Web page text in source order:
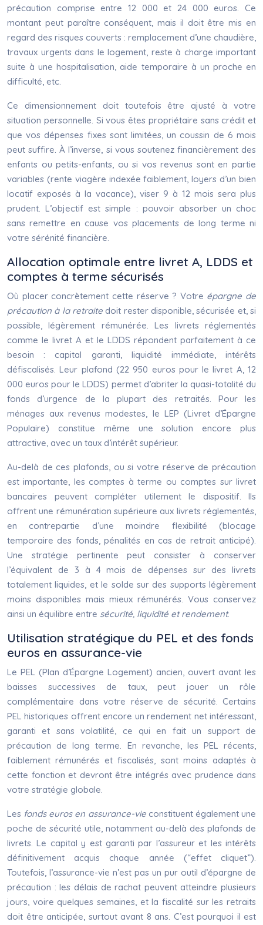
précaution comprise entre 12 000 et 24 000 euros. Ce
montant peut paraître conséquent, mais il doit être mis en
regard des risques couverts : remplacement d’une chaudière,
travaux urgents dans le logement, reste à charge important
suite à une hospitalisation, aide temporaire à un proche en
difficulté, etc.
Ce dimensionnement doit toutefois être ajusté à votre
situation personnelle. Si vous êtes propriétaire sans crédit et
que vos dépenses fixes sont limitées, un coussin de 6 mois
peut suffire. À l’inverse, si vous soutenez financièrement des
enfants ou petits-enfants, ou si vos revenus sont en partie
variables (rente viagère indexée faiblement, loyers d’un bien
locatif exposés à la vacance), viser 9 à 12 mois sera plus
prudent. L’objectif est simple : pouvoir absorber un choc
sans remettre en cause vos placements de long terme ni
votre sérénité financière.
Allocation optimale entre livret A, LDDS et
comptes à terme sécurisés
Où placer concrètement cette réserve ? Votre épargne de
précaution à la retraite doit rester disponible, sécurisée et, si
possible, légèrement rémunérée. Les livrets réglementés
comme le livret A et le LDDS répondent parfaitement à ce
besoin : capital garanti, liquidité immédiate, intérêts
défiscalisés. Leur plafond (22 950 euros pour le livret A, 12
000 euros pour le LDDS) permet d’abriter la quasi-totalité du
fonds d’urgence de la plupart des retraités. Pour les
ménages aux revenus modestes, le LEP (Livret d’Épargne
Populaire) constitue même une solution encore plus
attractive, avec un taux d’intérêt supérieur.
Au-delà de ces plafonds, ou si votre réserve de précaution
est importante, les comptes à terme ou comptes sur livret
bancaires peuvent compléter utilement le dispositif. Ils
offrent une rémunération supérieure aux livrets réglementés,
en contrepartie d’une moindre flexibilité (blocage
temporaire des fonds, pénalités en cas de retrait anticipé).
Une stratégie pertinente peut consister à conserver
l’équivalent de 3 à 4 mois de dépenses sur des livrets
totalement liquides, et le solde sur des supports légèrement
moins disponibles mais mieux rémunérés. Vous conservez
ainsi un équilibre entre sécurité, liquidité et rendement.
Utilisation stratégique du PEL et des fonds
euros en assurance-vie
Le PEL (Plan d’Épargne Logement) ancien, ouvert avant les
baisses successives de taux, peut jouer un rôle
complémentaire dans votre réserve de sécurité. Certains
PEL historiques offrent encore un rendement net intéressant,
garanti et sans volatilité, ce qui en fait un support de
précaution de long terme. En revanche, les PEL récents,
faiblement rémunérés et fiscalisés, sont moins adaptés à
cette fonction et devront être intégrés avec prudence dans
votre stratégie globale.
Les fonds euros en assurance-vieconstituent également une
poche de sécurité utile, notamment au-delà des plafonds de
livrets. Le capital y est garanti par l’assureur et les intérêts
définitivement acquis chaque année (“effet cliquet”).
Toutefois, l’assurance-vie n’est pas un pur outil d’épargne de
précaution : les délais de rachat peuvent atteindre plusieurs
jours, voire quelques semaines, et la fiscalité sur les retraits
doit être anticipée, surtout avant 8 ans. C’est pourquoi il est